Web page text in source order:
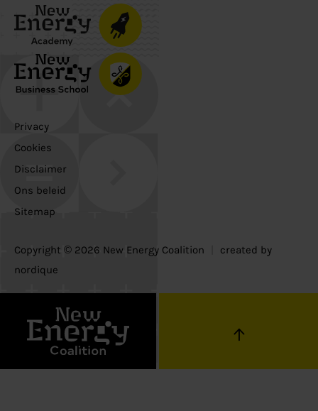
Copyright © 2026 New Energy Coalition
created by
nordique
Privacy
Cookies
Disclaimer
Ons beleid
Sitemap